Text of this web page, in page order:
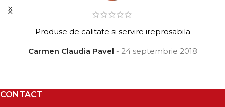
Produse de calitate si servire ireprosabila
Carmen Claudia Pavel 24 septembrie 2018
CONTACT